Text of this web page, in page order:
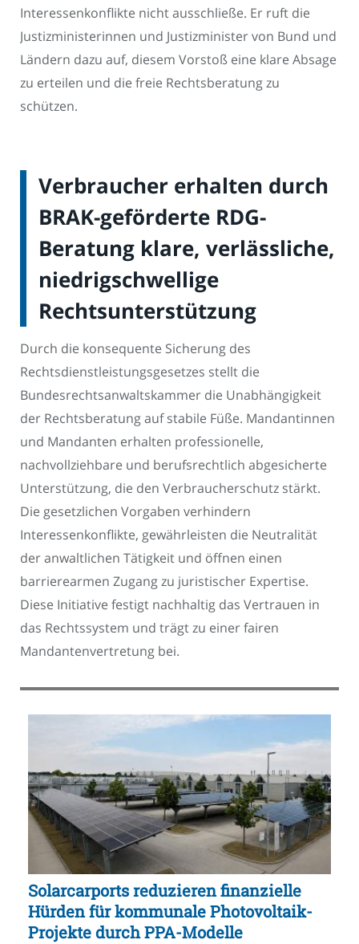
Interessenkonflikte nicht ausschließe. Er ruft die
Justizministerinnen und Justizminister von Bund und
Ländern dazu auf, diesem Vorstoß eine klare Absage
zu erteilen und die freie Rechtsberatung zu
schützen.
Verbraucher erhalten durch
BRAK-geförderte RDG-
Beratung klare, verlässliche,
niedrigschwellige
Rechtsunterstützung
Durch die konsequente Sicherung des
Rechtsdienstleistungsgesetzes stellt die
Bundesrechtsanwaltskammer die Unabhängigkeit
der Rechtsberatung auf stabile Füße. Mandantinnen
und Mandanten erhalten professionelle,
nachvollziehbare und berufsrechtlich abgesicherte
Unterstützung, die den Verbraucherschutz stärkt.
Die gesetzlichen Vorgaben verhindern
Interessenkonflikte, gewährleisten die Neutralität
der anwaltlichen Tätigkeit und öffnen einen
barrierearmen Zugang zu juristischer Expertise.
Diese Initiative festigt nachhaltig das Vertrauen in
das Rechtssystem und trägt zu einer fairen
Mandantenvertretung bei.
Solarcarports reduzieren finanzielle
Hürden für kommunale Photovoltaik-
Projekte durch PPA-Modelle